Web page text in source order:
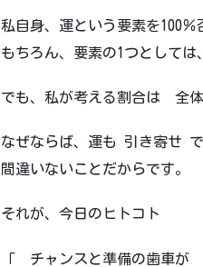
私自身、運という要素を100％
もちろん、要素の1つとしては
でも、私が考える割合は 全体
なぜならば、運も 引き寄せ で
間違いないことだからです。
それが、今日のヒトコト
「 チャンスと準備の歯車が